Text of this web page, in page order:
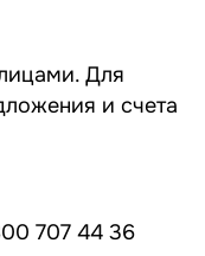
Для
и счета
707 44 36